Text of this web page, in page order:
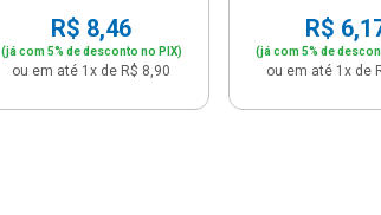
R$ 8,46
(já com 5% de desconto no PIX)
ou em até 1x de R$ 8,90
R$
(já com 5% de
ou em até 1x de